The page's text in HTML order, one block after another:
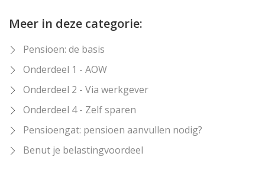
Meer in deze categorie:
Pensioen: de basis
Onderdeel 1 - AOW
Onderdeel 2 - Via werkgever
Onderdeel 4 - Zelf sparen
Pensioengat: pensioen aanvullen nodig?
Benut je belastingvoordeel